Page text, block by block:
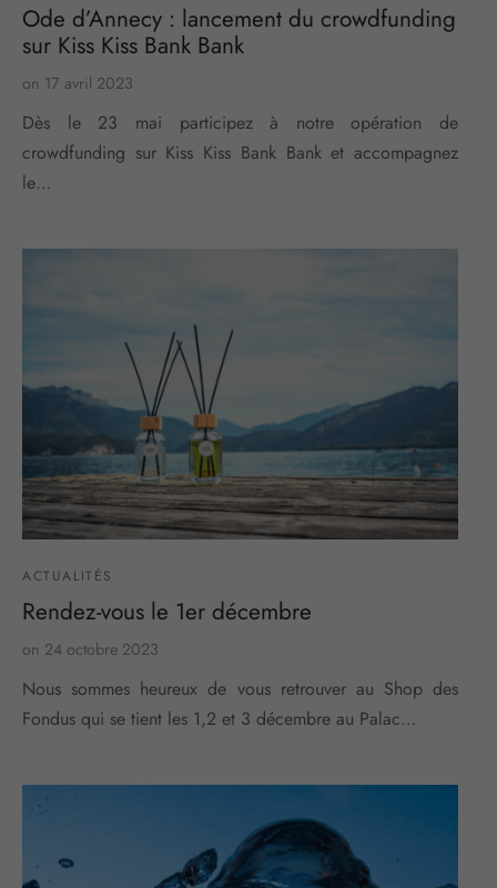
Ode d’Annecy : lancement du crowdfunding
sur Kiss Kiss Bank Bank
on 17 avril 2023
Dès le 23 mai participez à notre opération de
crowdfunding sur Kiss Kiss Bank Bank et accompagnez
le…
ACTUALITÉS
Rendez-vous le 1er décembre
on 24 octobre 2023
Nous sommes heureux de vous retrouver au Shop des
Fondus qui se tient les 1,2 et 3 décembre au Palac…